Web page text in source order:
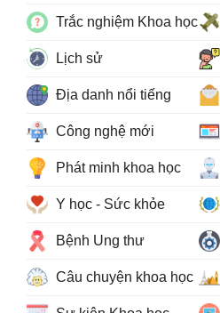
Trắc nghiệm Khoa học
Lịch sử
Địa danh nổi tiếng
Công nghệ mới
Phát minh khoa học
Y học - Sức khỏe
Bệnh Ung thư
Câu chuyện khoa học